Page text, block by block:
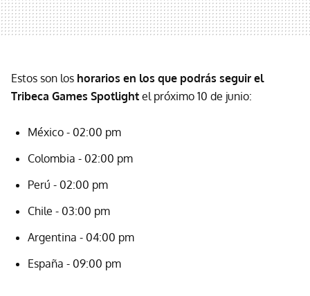
Estos son los horarios en los que podrás seguir el
Tribeca Games Spotlight el próximo 10 de junio:
México - 02:00 pm
Colombia - 02:00 pm
Perú - 02:00 pm
Chile - 03:00 pm
Argentina - 04:00 pm
España - 09:00 pm